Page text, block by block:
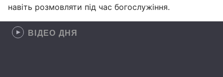
навіть розмовляти під час богослужіння.
ВІДЕО ДНЯ